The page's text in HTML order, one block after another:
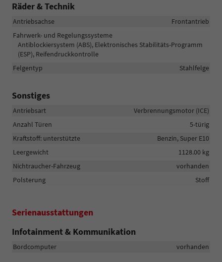
Räder & Technik
Antriebsachse
Frontantrieb
Fahrwerk- und Regelungssysteme
Antiblockiersystem (ABS), Elektronisches Stabilitäts-Programm
(ESP), Reifendruckkontrolle
Felgentyp
Stahlfelge
Sonstiges
Antriebsart
Verbrennungsmotor (ICE)
Anzahl Türen
5-türig
Kraftstoff: unterstützte
Benzin, Super E10
Leergewicht
1128.00 kg
Nichtraucher-Fahrzeug
vorhanden
Polsterung
Stoff
Serienausstattungen
Infotainment & Kommunikation
Bordcomputer vorhanden